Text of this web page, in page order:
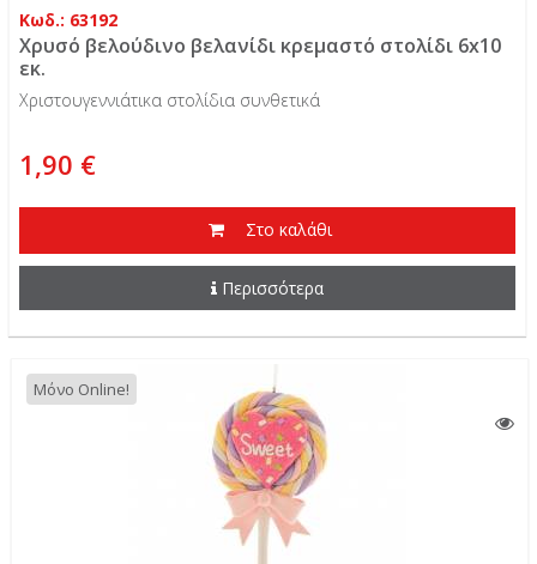
Κωδ.: 63192
Χρυσό βελούδινο βελανίδι κρεμαστό στολίδι 6x10
εκ.
Χριστουγεννιάτικα στολίδια συνθετικά
1,90 €
Στο καλάθι
Περισσότερα
Μόνο Online!